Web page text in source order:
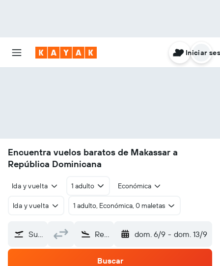
Iniciar
Encuentra vuelos baratos de Makassar a
República Dominicana
Ida y vuelta 1 adulto Económica
Ida y vuelta 1 adulto, Económica, 0 maletas
Sultan Hanuddin (UPG) República Dominicana dom. 6/9 - dom. 13/9
Buscar